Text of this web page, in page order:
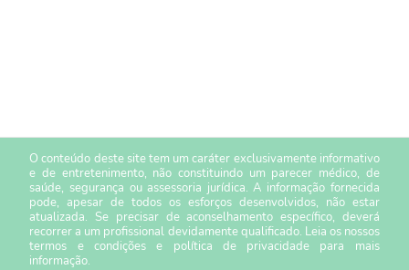
O conteúdo deste site tem um caráter exclusivamente informativo
e de entretenimento, não constituindo um parecer médico, de
saúde, segurança ou assessoria jurídica. A informação fornecida
pode, apesar de todos os esforços desenvolvidos, não estar
atualizada. Se precisar de aconselhamento específico, deverá
recorrer a um profissional devidamente qualificado. Leia os nossos
termos e condiçõese política de privacidade para mais
informação.